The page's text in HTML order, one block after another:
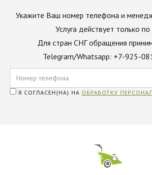
Укажите Ваш номер телефона и
Услуга действует только
Для стран СНГ обращения
Telegram/Whatsapp: +7-925-
Я СОГЛАСЕН(НА) НА ОБРАБОТКУ